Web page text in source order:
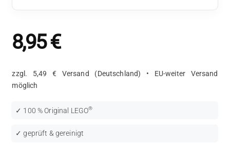
8,95€
zzgl. 5,49 € Versand (Deutschland) • EU-weiter Versand
möglich
✓ 100 % Original LEGO®
✓ geprüft & gereinigt